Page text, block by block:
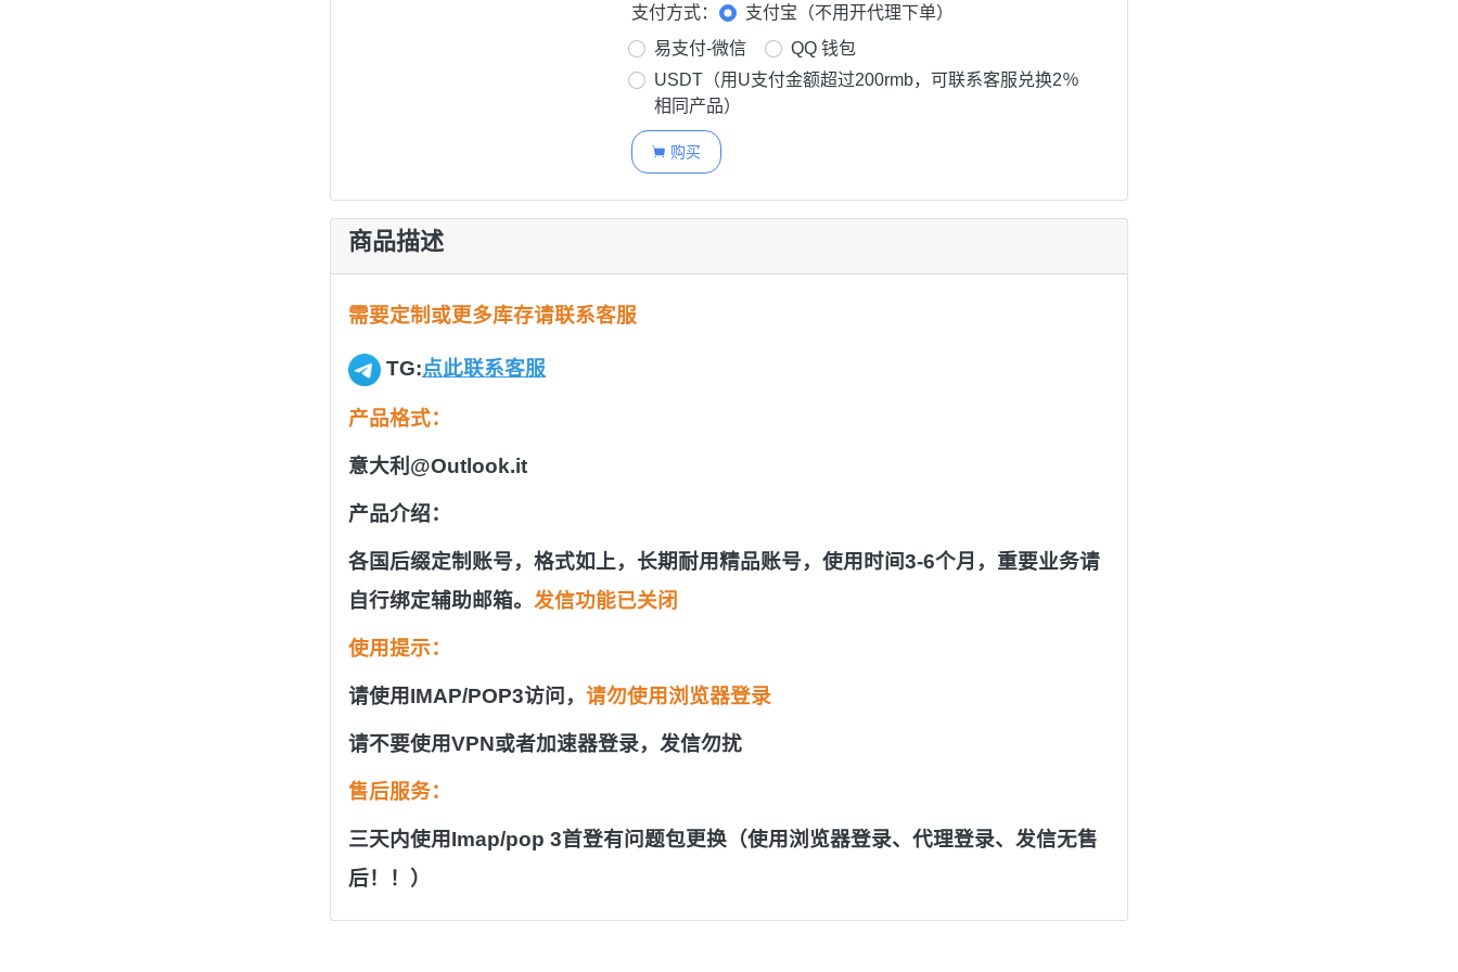
支付方式：
支付宝（不用开代理下单）
易支付-微信
QQ 钱包
USDT（用U支付金额超过200rmb，可联系客服兑换2％
相同产品）
 购买
商品描述
需要定制或更多库存请联系客服
TG:点此联系客服
产品格式：
意大利@Outlook.it
产品介绍：
各国后缀定制账号，格式如上，长期耐用精品账号，使用时间3-6个月，重要业务请
自行绑定辅助邮箱。 发信功能已关闭
使用提示：
请使用IMAP/POP3访问， 请勿使用浏览器登录
请不要使用VPN或者加速器登录，发信勿扰
售后服务：
三天内使用Imap/pop 3首登有问题包更换（使用浏览器登录、代理登录、发信无售
后！！）